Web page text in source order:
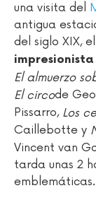
una visita del
antigua
del siglo XIX,
impresionista
El almuerzo
El circode
Pissarro, Los
Caillebotte y
Vincent van
tarda unas 2
emblemáticas.